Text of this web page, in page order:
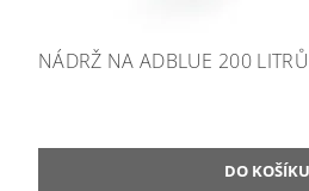
NÁDRŽ NA ADBLUE 200